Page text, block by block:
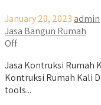
January 20, 2023 admin
Jasa Bangun Rumah
Off
Jasa Kontruksi Rumah
Kontruksi Rumah Kali
tools...